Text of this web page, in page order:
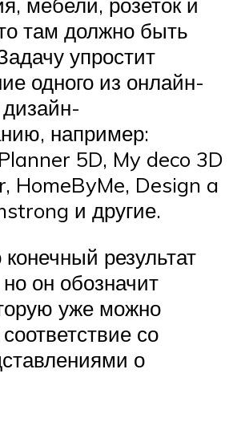
там должно быть
упростит
одного из онлайн-
например:
5D, My deco 3D
HomeByMe, Design a
и другие.
результат
он обозначит
уже можно
со
о